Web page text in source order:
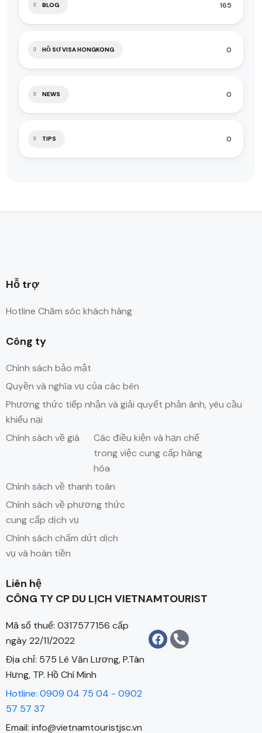
BLOG 165
HỒ SƠ VISA HONGKONG 0
NEWS 0
TIPS 0
Hỗ trợ
Hotline Chăm sóc khách hàng
Công ty
Chính sách bảo mật
Quyền và nghĩa vụ của các bên
Phương thức tiếp nhận và giải quyết phản ánh, yêu cầu
khiếu nại
Chính sách về giá
Các điều kiện và hạn chế
trong việc cung cấp hàng
hóa
Chính sách về thanh toán
Chính sách về phương thức
cung cấp dịch vụ
Chính sách chấm dứt dịch
vụ và hoàn tiền
Liên hệ
CÔNG TY CP DU LỊCH VIETNAMTOURIST
Mã số thuế: 0317577156 cấp
ngày 22/11/2022
Địa chỉ: 575 Lê Văn Lương, P.Tân
Hưng, TP. Hồ Chí Minh
Hotline: 0909 04 75 04 - 0902
57 57 37
Email: info@vietnamtouristjsc.vn